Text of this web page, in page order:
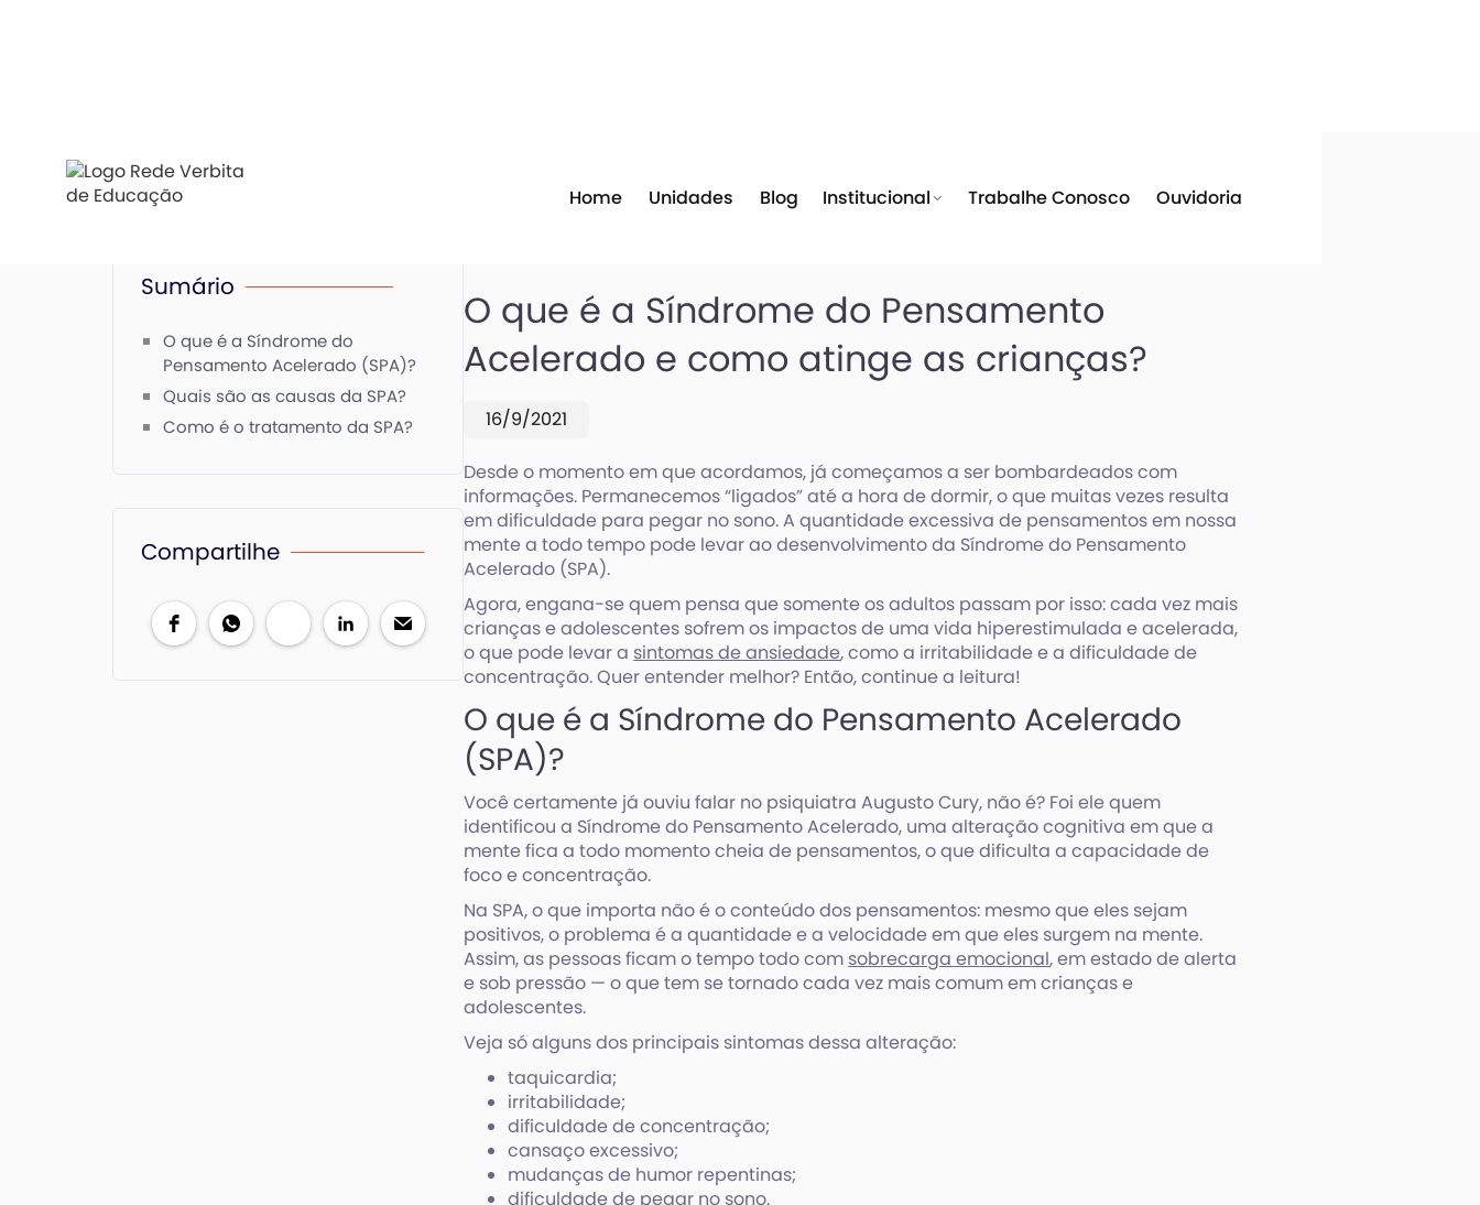
Home Unidades Blog Institucional Trabalhe Conosco Ouvidoria
Sumário
O que é a Síndrome do
Pensamento Acelerado (SPA)?
Quais são as causas da SPA?
Como é o tratamento da SPA?
Compartilhe
O que é a Síndrome do Pensamento
Acelerado e como atinge as crianças?
16/9/2021
Desde o momento em que acordamos, já começamos a ser bombardeados com
informações. Permanecemos “ligados” até a hora de dormir, o que muitas vezes resulta
em dificuldade para pegar no sono. A quantidade excessiva de pensamentos em nossa
mente a todo tempo pode levar ao desenvolvimento da Síndrome do Pensamento
Acelerado (SPA).
Agora, engana-se quem pensa que somente os adultos passam por isso: cada vez mais
crianças e adolescentes sofrem os impactos de uma vida hiperestimulada e acelerada,
o que pode levar a sintomas de ansiedade, como a irritabilidade e a dificuldade de
concentração. Quer entender melhor? Então, continue a leitura!
O que é a Síndrome do Pensamento Acelerado
(SPA)?
Você certamente já ouviu falar no psiquiatra Augusto Cury, não é? Foi ele quem
identificou a Síndrome do Pensamento Acelerado, uma alteração cognitiva em que a
mente fica a todo momento cheia de pensamentos, o que dificulta a capacidade de
foco e concentração.
Na SPA, o que importa não é o conteúdo dos pensamentos: mesmo que eles sejam
positivos, o problema é a quantidade e a velocidade em que eles surgem na mente.
Assim, as pessoas ficam o tempo todo com sobrecarga emocional, em estado de alerta
e sob pressão — o que tem se tornado cada vez mais comum em crianças e
adolescentes.
Veja só alguns dos principais sintomas dessa alteração:
taquicardia;
irritabilidade;
dificuldade de concentração;
cansaço excessivo;
mudanças de humor repentinas;
dificuldade de pegar no sono.